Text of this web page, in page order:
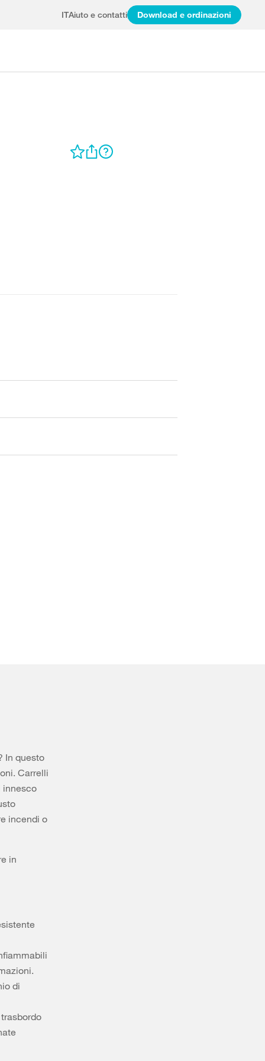
ITAiuto e contatti Download e ordinazioni
In questo
Carrelli
innesco
incendi o
in
di